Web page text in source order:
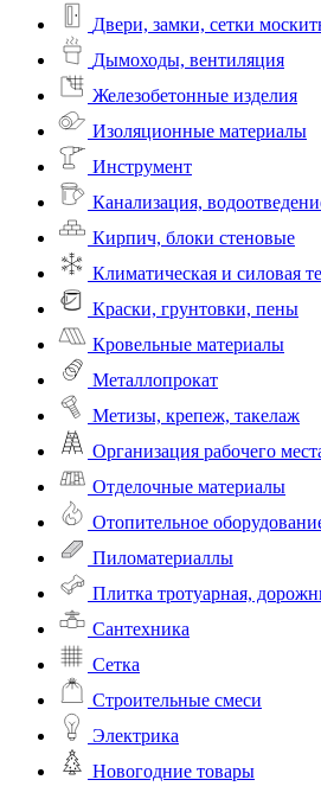
Двери, замки, сетки
Дымоходы, вентиляция
Железобетонные изделия
Изоляционные материалы
Инструмент
Канализация,
Кирпич, блоки стеновые
Климатическая и силовая
Краски, грунтовки, пены
Кровельные материалы
Металлопрокат
Метизы, крепеж, такелаж
Организация рабочего
Отделочные материалы
Отопительное
Пиломатериаллы
Плитка тротуарная,
Сантехника
Сетка
Строительные смеси
Электрика
Новогодние товары